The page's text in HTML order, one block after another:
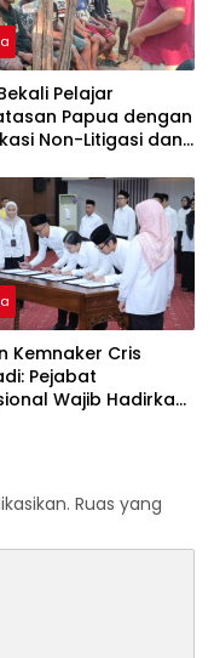
Pelajar
Papua dengan
Non-Litigasi dan
Kemnaker Cris
Pejabat
Wajib Hadirkan
Ruas yang